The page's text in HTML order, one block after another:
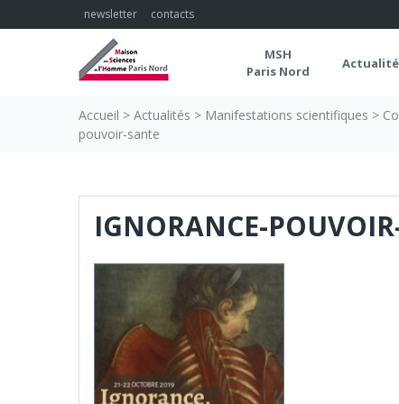
to
newsletter contacts
MSH
Paris Nord
Accueil > Actualités > Manifestations scientifiques >
pouvoir-sante
IGNORANCE-